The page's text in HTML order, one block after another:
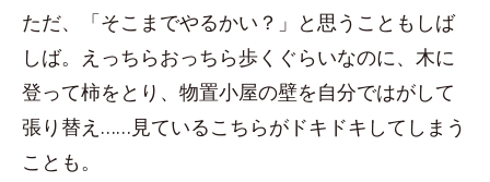
ただ、「そこまでやるかい？」と思うこともしば
しば。えっちらおっちら歩くぐらいなのに、木に
登って柿をとり、物置小屋の壁を自分ではがして
張り替え……見ているこちらがドキドキしてしまう
ことも。